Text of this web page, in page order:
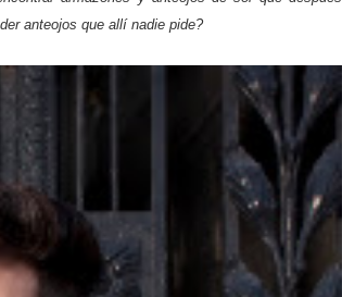
anteojos que allí nadie pide?